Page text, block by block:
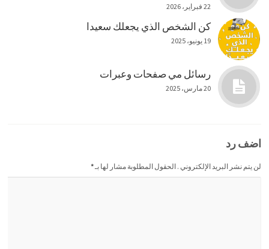
22 فبراير، 2026
كن الشخص الذي يجعلك سعيدا
19 يونيو، 2025
رسائل مي صفحات وعبرات
20 مارس، 2025
اضف رد
لن يتم نشر البريد الإلكتروني . الحقول المطلوبة مشار لها بـ*